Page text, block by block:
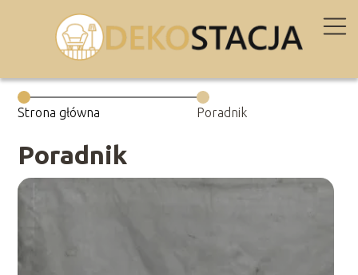
Strona główna Poradnik
Poradnik